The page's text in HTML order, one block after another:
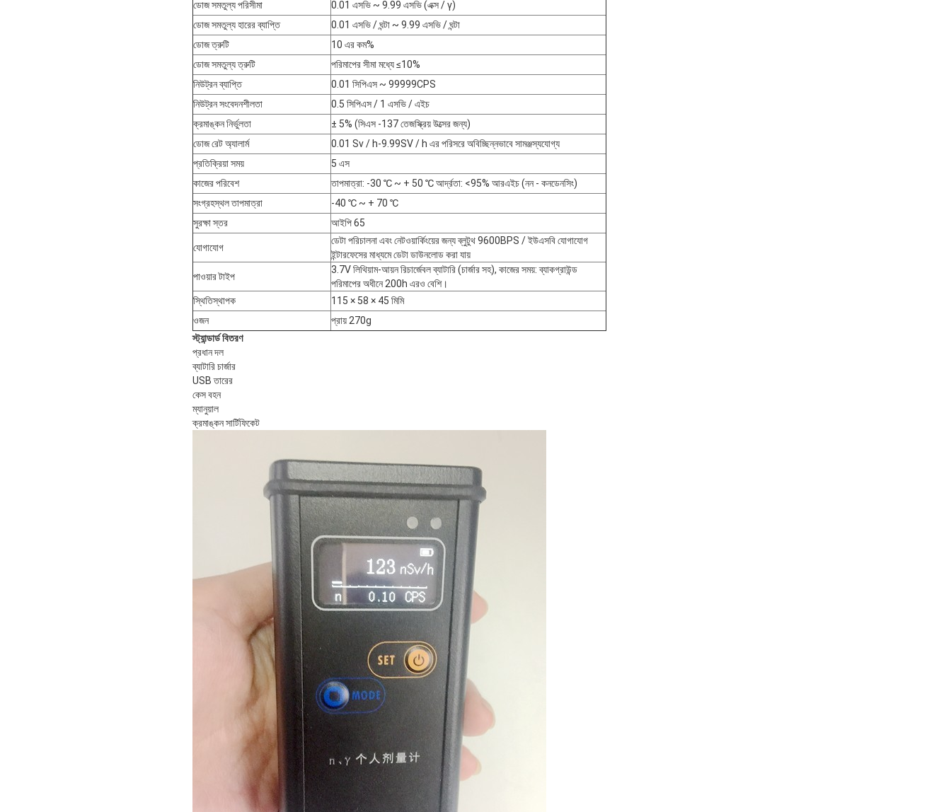
ডোজ সমতুল্য পরিসীমা
0.01 এসভি ~ 9.99 এসভি (এক্স / γ)
ডোজ সমতুল্য হারের ব্যাপ্তি
0.01 এসভি / ঘন্টা ~ 9.99 এসভি / ঘন্টা
ডোজ ত্রুটি
10 এর কম%
ডোজ সমতুল্য ত্রুটি
পরিমাপের সীমা মধ্যে ≤10%
নিউট্রন ব্যাপ্তি
0.01 সিপিএস ~ 99999CPS
নিউট্রন সংবেদনশীলতা
0.5 সিপিএস / 1 এসভি / এইচ
ক্রমাঙ্কন নির্ভুলতা
± 5% (সিএস -137 তেজস্ক্রিয় উত্সের জন্য)
ডোজ রেট অ্যালার্ম
0.01 Sv / h-9.99SV / h এর পরিসরে অবিচ্ছিন্নভাবে সামঞ্জস্যযোগ্য
প্রতিক্রিয়া সময়
5 এস
কাজের পরিবেশ
তাপমাত্রা: -30 ℃ ~ + 50 ℃ আর্দ্রতা: <95% আরএইচ (নন - কনডেনসিং)
সংগ্রহস্থল তাপমাত্রা
-40 ℃ ~ + 70 ℃
সুরক্ষা স্তর
আইপি 65
যোগাযোগ
ডেটা পরিচালনা এবং নেটওয়ার্কিংয়ের জন্য ব্লুটুথ 9600BPS / ইউএসবি যোগাযোগ
ইন্টারফেসের মাধ্যমে ডেটা ডাউনলোড করা যায়
পাওয়ার টাইপ
3.7V লিথিয়াম-আয়ন রিচার্জেবল ব্যাটারি (চার্জার সহ), কাজের সময়: ব্যাকগ্রাউন্ড
পরিমাপের অধীনে 200h এরও বেশি।
স্থিতিস্থাপক
115 × 58 × 45 মিমি
ওজন
প্রায় 270g
স্ট্যান্ডার্ড বিতরণ
প্রধান দল
ব্যাটারি চার্জার
USB তারের
কেস বহন
ম্যানুয়াল
ক্রমাঙ্কন সার্টিফিকেট